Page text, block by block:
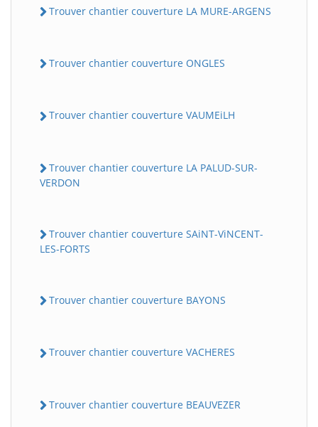
Trouver chantier couverture LA MURE-ARGENS
Trouver chantier couverture ONGLES
Trouver chantier couverture VAUMEiLH
Trouver chantier couverture LA PALUD-SUR-
VERDON
Trouver chantier couverture SAiNT-ViNCENT-
LES-FORTS
Trouver chantier couverture BAYONS
Trouver chantier couverture VACHERES
Trouver chantier couverture BEAUVEZER